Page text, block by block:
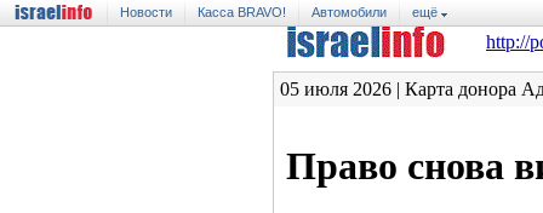
Новости Касса BRAVO! Автомобили ещё
http://
05 июля 2026 | Карта донора
Право снова